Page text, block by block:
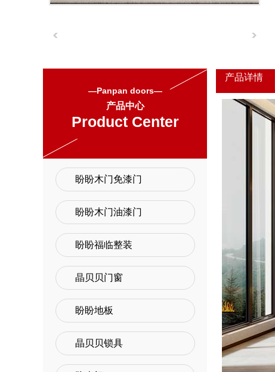
—Panpan doors—
产品中心
Product Center
盼盼木门免漆门
盼盼木门油漆门
盼盼福临整装
晶贝贝门窗
盼盼地板
晶贝贝锁具
产品详情